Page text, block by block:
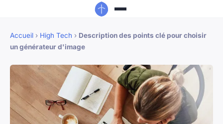
Accueil › High Tech › Description des points clé pour choisir
un générateur d'image